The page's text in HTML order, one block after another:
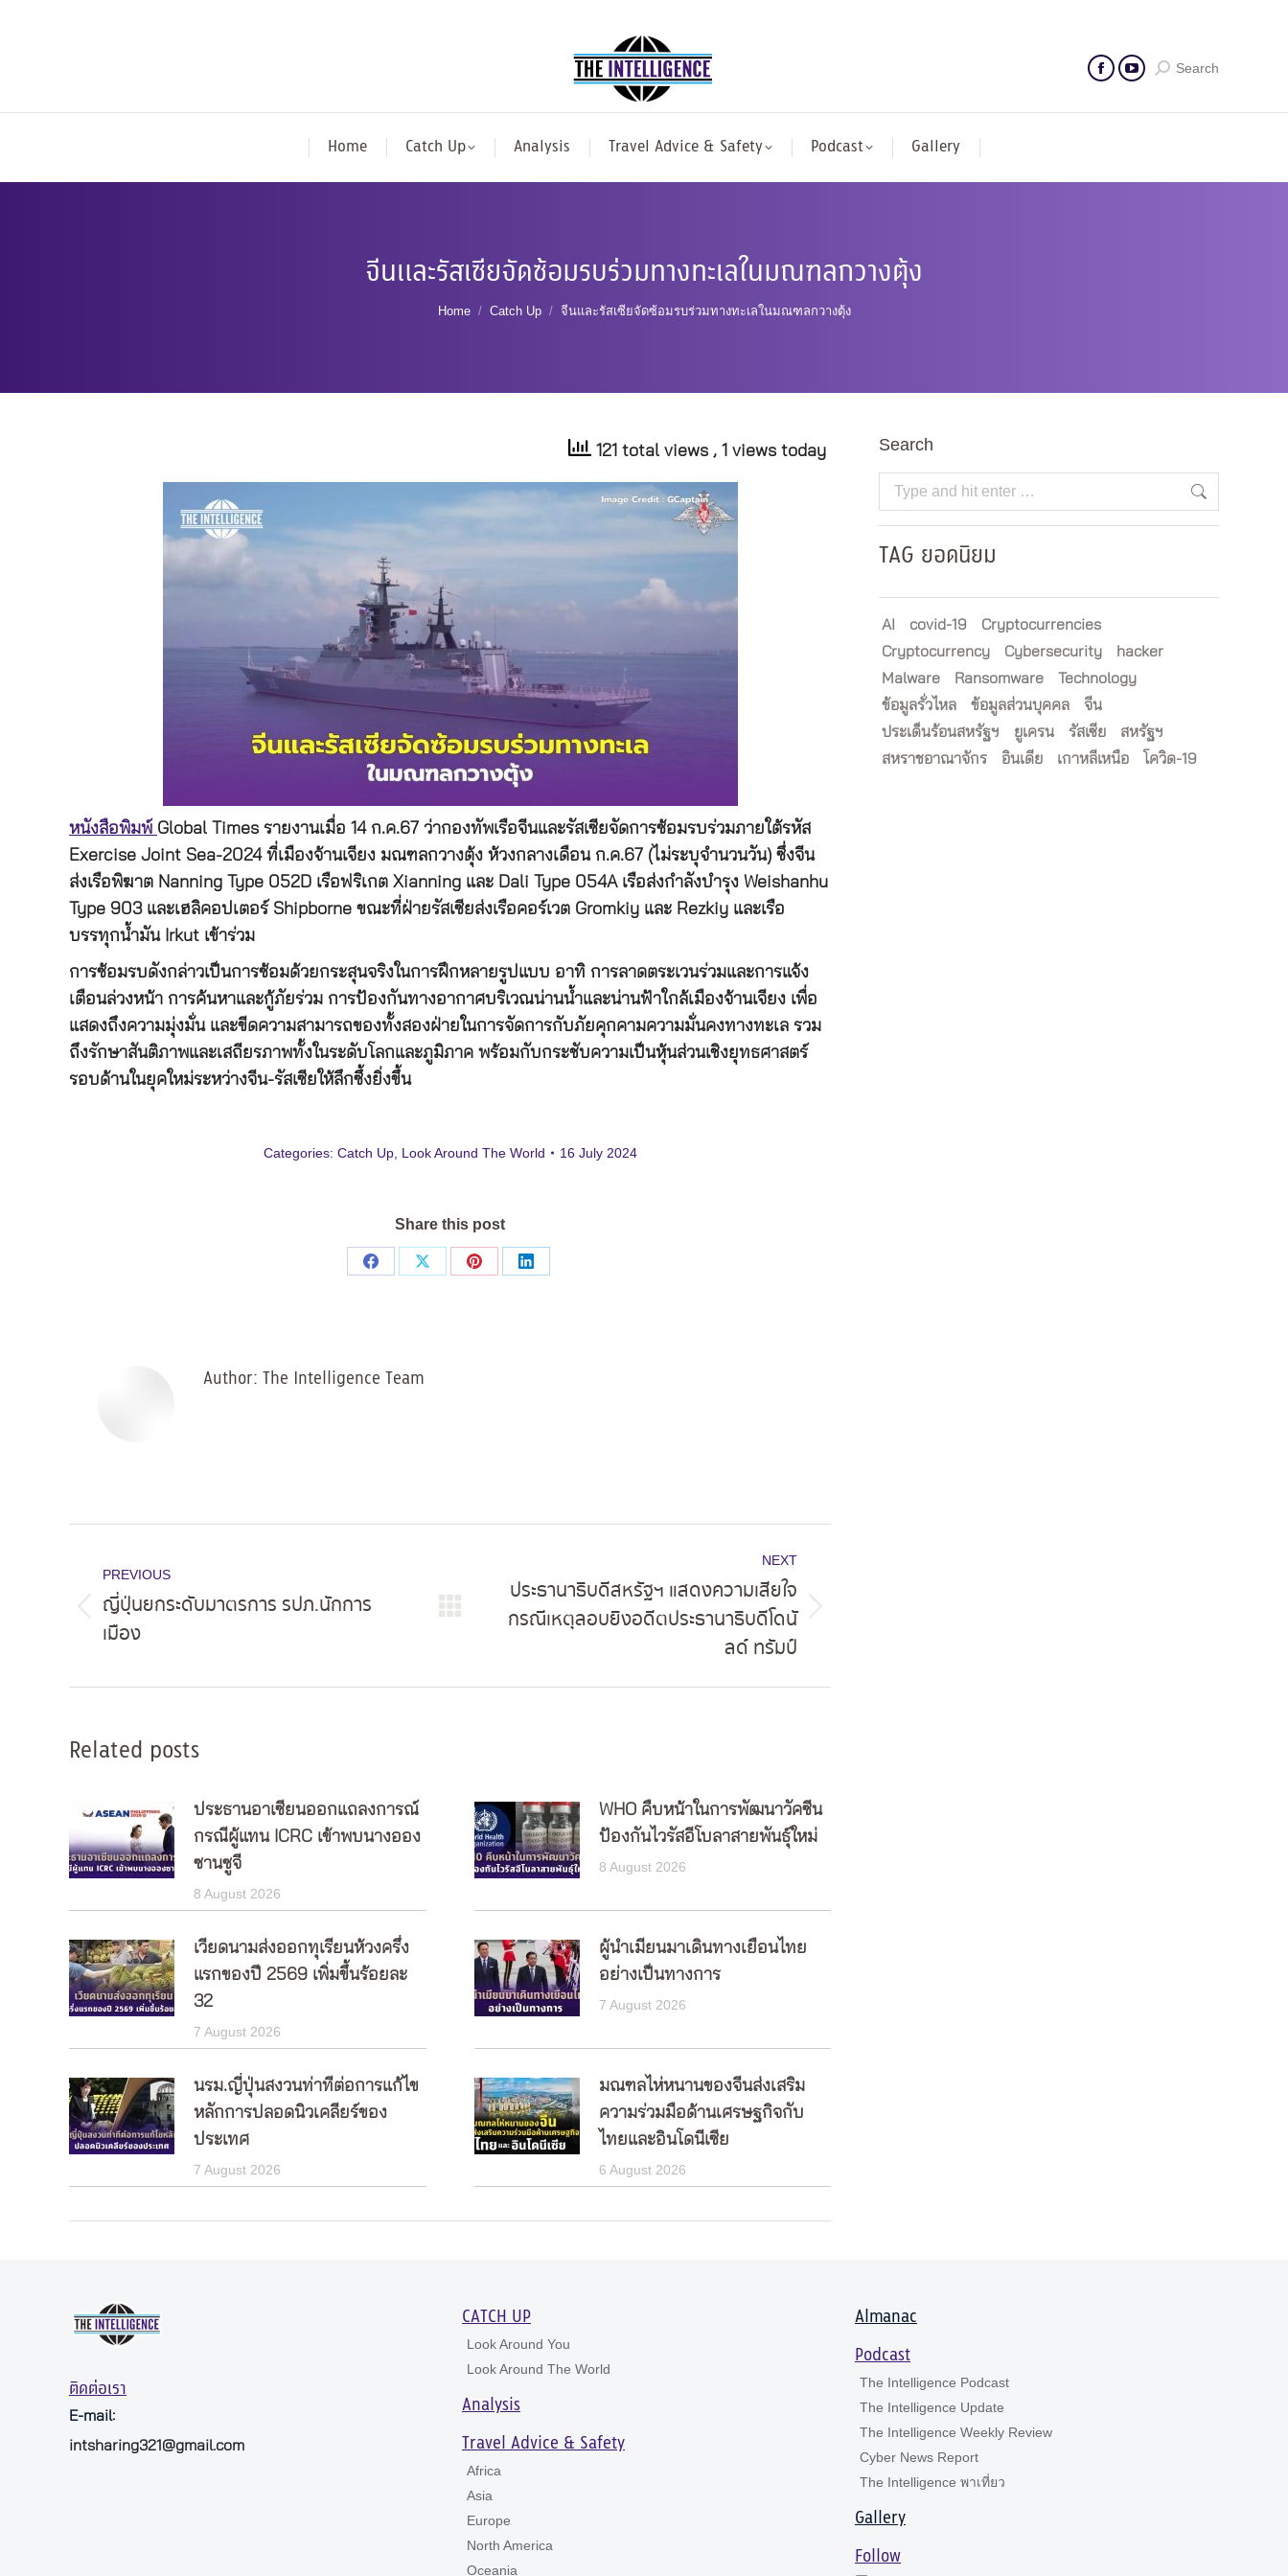
Search
Home Catch Up Analysis Travel Advice & Safety Podcast Gallery
จีนและรัสเซียจัดซ้อมรบร่วมทางทะเลในมณฑลกวางตุ้ง
You are here:
Home Catch Up จีนและรัสเซียจัดซ้อมรบร่วมทางทะเลในมณฑลกวางตุ้ง
121 total views , 1 views today
หนังสือพิมพ์ Global Times รายงานเมื่อ 14 ก.ค.67 ว่ากองทัพเรือจีนและรัสเซียจัดการซ้อมรบร่วมภายใต้รหัส
Exercise Joint Sea-2024 ที่เมืองจ้านเจียง มณฑลกวางตุ้ง ห้วงกลางเดือน ก.ค.67 (ไม่ระบุจำนวนวัน) ซึ่งจีน
ส่งเรือพิฆาต Nanning Type 052D เรือฟริเกต Xianning และ Dali Type 054A เรือส่งกำลังบำรุง Weishanhu
Type 903 และเฮลิคอปเตอร์ Shipborne ขณะที่ฝ่ายรัสเซียส่งเรือคอร์เวต Gromkiy และ Rezkiy และเรือ
บรรทุกน้ำมัน Irkut เข้าร่วม
การซ้อมรบดังกล่าวเป็นการซ้อมด้วยกระสุนจริงในการฝึกหลายรูปแบบ อาทิ การลาดตระเวนร่วมและการแจ้ง
เตือนล่วงหน้า การค้นหาและกู้ภัยร่วม การป้องกันทางอากาศบริเวณน่านน้ำและน่านฟ้าใกล้เมืองจ้านเจียง เพื่อ
แสดงถึงความมุ่งมั่น และขีดความสามารถของทั้งสองฝ่ายในการจัดการกับภัยคุกคามความมั่นคงทางทะเล รวม
ถึงรักษาสันติภาพและเสถียรภาพทั้งในระดับโลกและภูมิภาค พร้อมกับกระชับความเป็นหุ้นส่วนเชิงยุทธศาสตร์
รอบด้านในยุคใหม่ระหว่างจีน-รัสเซียให้ลึกซึ้งยิ่งขึ้น
Categories: Catch Up, Look Around The World 16 July 2024
Share this post
Share
Share
Share
Share
Author: The Intelligence Team
navigation
PREVIOUS
Previous
post:
ญี่ปุ่นยกระดับมาตรการ รปภ.นักการ
เมือง
NEXT
Next
ประธานาธิบดีสหรัฐฯ แสดงความเสียใจ
กรณีเหตุลอบยิงอดีตประธานาธิบดีโดนั
ลด์ ทรัมป์
Related posts
ประธานอาเซียนออกแถลงการณ์
กรณีผู้แทน ICRC เข้าพบนางออง
ซานซูจี
8 August 2026
WHO คืบหน้าในการพัฒนาวัคซีน
ป้องกันไวรัสอีโบลาสายพันธุ์ใหม่
8 August 2026
เวียดนามส่งออกทุเรียนห้วงครึ่ง
แรกของปี 2569 เพิ่มขึ้นร้อยละ
32
7 August 2026
ผู้นำเมียนมาเดินทางเยือนไทย
อย่างเป็นทางการ
7 August 2026
นรม.ญี่ปุ่นสงวนท่าทีต่อการแก้ไข
หลักการปลอดนิวเคลียร์ของ
ประเทศ
7 August 2026
มณฑลไห่หนานของจีนส่งเสริม
ความร่วมมือด้านเศรษฐกิจกับ
ไทยและอินโดนีเซีย
6 August 2026
Search
Search:
TAG ยอดนิยม
AI covid-19
Cryptocurrencies
Cryptocurrency
Cybersecurity
hacker
Malware
Ransomware
Technology
ข้อมูลรั่วไหล
ข้อมูลส่วนบุคคล
จีน
ประเด็นร้อนสหรัฐฯ
ยูเครน รัสเซีย
สหรัฐฯ
สหราชอาณาจักร
อินเดีย เกาหลีเหนือ โควิด-19
ติดต่อเรา
E-mail:
intsharing321@gmail.com
CATCH UP
Look Around You
Look Around The World
Analysis
Travel Advice & Safety
Africa
Asia
Europe
North America
Oceania
Almanac
Podcast
The Intelligence Podcast
The Intelligence Update
The Intelligence Weekly Review
Cyber News Report
The Intelligence พาเที่ยว
Gallery
Follow